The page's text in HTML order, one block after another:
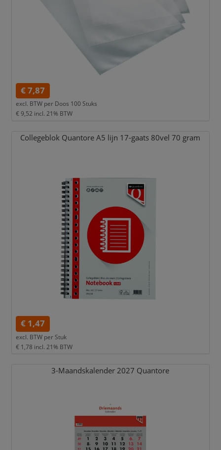
€ 7,87
excl. BTW per Doos 100 Stuks
€ 9,52 incl. 21% BTW
Collegeblok Quantore A5 lijn 17-gaats 80vel 70 gram
€ 1,47
excl. BTW per Stuk
€ 1,78 incl. 21% BTW
3-Maandskalender 2027 Quantore